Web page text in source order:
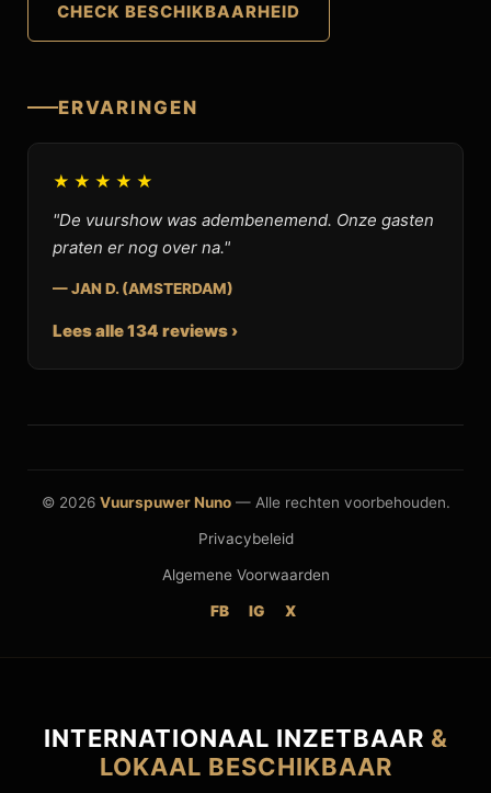
CHECK BESCHIKBAARHEID
ERVARINGEN
★★★★★
"De vuurshow was adembenemend. Onze gasten
praten er nog over na."
— JAN D. (AMSTERDAM)
Lees alle 134 reviews ›
© 2026 Vuurspuwer Nuno— Alle rechten voorbehouden.
Privacybeleid
Algemene Voorwaarden
FB IG X
INTERNATIONAAL INZETBAAR &
LOKAAL BESCHIKBAAR